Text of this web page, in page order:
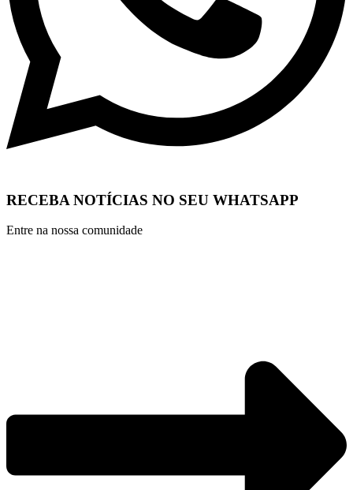
RECEBA NOTÍCIAS NO SEU WHATSAPP
Entre na nossa comunidade